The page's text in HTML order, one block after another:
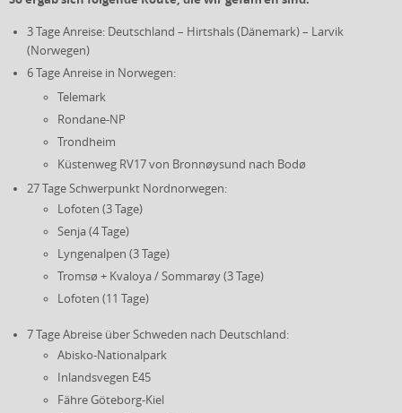
3 Tage Anreise: Deutschland – Hirtshals (Dänemark) – Larvik
(Norwegen)
6 Tage Anreise in Norwegen:
Telemark
Rondane-NP
Trondheim
Küstenweg RV17 von Bronnøysund nach Bodø
27 Tage Schwerpunkt Nordnorwegen:
Lofoten (3 Tage)
Senja (4 Tage)
Lyngenalpen (3 Tage)
Tromsø + Kvaloya / Sommarøy (3 Tage)
Lofoten (11 Tage)
7 Tage Abreise über Schweden nach Deutschland:
Abisko-Nationalpark
Inlandsvegen E45
Fähre Göteborg-Kiel